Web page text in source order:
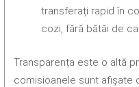
transferați rapid în
cozi, fără bătăi de
Transparența este o altă
comisioanele sunt afișate